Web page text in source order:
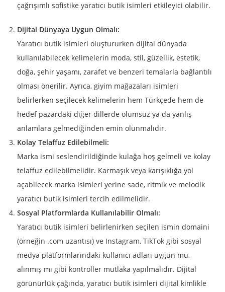
çağrışımlı sofistike yaratıcı butik isimleri etkileyici olabilir.
Dijital Dünyaya Uygun Olmalı:
Yaratıcı butik isimleri oluştururken dijital dünyada
kullanılabilecek kelimelerin moda, stil, güzellik, estetik,
doğa, şehir yaşamı, zarafet ve benzeri temalarla bağlantılı
olması önerilir. Ayrıca, giyim mağazaları isimleri
belirlerken seçilecek kelimelerin hem Türkçede hem de
hedef pazardaki diğer dillerde olumsuz ya da yanlış
anlamlara gelmediğinden emin olunmalıdır.
Kolay Telaffuz Edilebilmeli:
Marka ismi seslendirildiğinde kulağa hoş gelmeli ve kolay
telaffuz edilebilmelidir. Karmaşık veya karışıklığa yol
açabilecek marka isimleri yerine sade, ritmik ve melodik
yaratıcı butik isimleri tercih edilmelidir.
Sosyal Platformlarda Kullanılabilir Olmalı:
Yaratıcı butik isimleri belirlenirken seçilen ismin domaini
(örneğin .com uzantısı) ve Instagram, TikTok gibi sosyal
medya platformlarındaki kullanıcı adları uygun mu,
alınmış mı gibi kontroller mutlaka yapılmalıdır. Dijital
görünürlük çağında, yaratıcı butik isimleri dijital kimlikle